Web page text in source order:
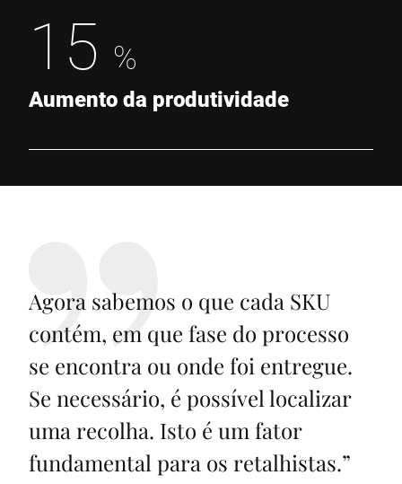
15 %
Aumento da produtividade
Agora sabemos o que cada SKU
contém, em que fase do processo
se encontra ou onde foi entregue.
Se necessário, é possível localizar
uma recolha. Isto é um fator
fundamental para os retalhistas.”